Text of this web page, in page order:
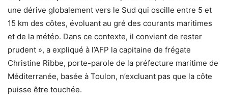
une dérive globalement vers le Sud qui oscille entre 5 et
15 km des côtes, évoluant au gré des courants maritimes
et de la météo. Dans ce contexte, il convient de rester
prudent », a expliqué à l’AFP la capitaine de frégate
Christine Ribbe, porte-parole de la préfecture maritime de
Méditerranée, basée à Toulon, n’excluant pas que la côte
puisse être touchée.